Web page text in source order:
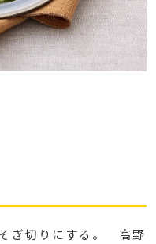
ぎ切りにする。 高野